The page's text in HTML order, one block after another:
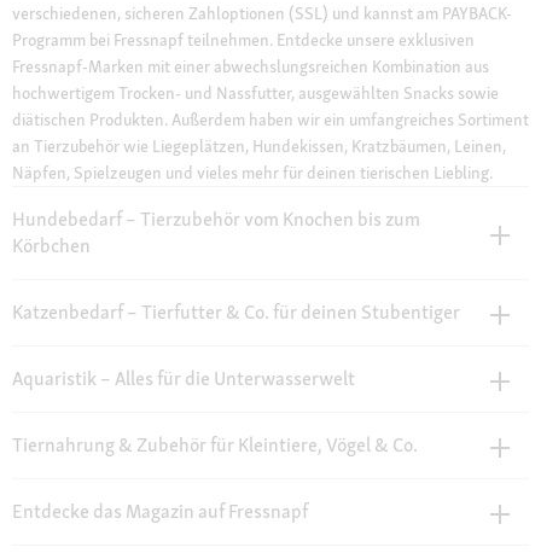
verschiedenen, sicheren Zahloptionen (SSL) und kannst am PAYBACK-
Programm bei Fressnapf teilnehmen. Entdecke unsere exklusiven
Fressnapf-Marken mit einer abwechslungsreichen Kombination aus
hochwertigem Trocken- und Nassfutter, ausgewählten Snacks sowie
diätischen Produkten. Außerdem haben wir ein umfangreiches Sortiment
an Tierzubehör wie Liegeplätzen, Hundekissen, Kratzbäumen, Leinen,
Näpfen, Spielzeugen und vieles mehr für deinen tierischen Liebling.
Hundebedarf – Tierzubehör vom Knochen bis zum
Körbchen
Katzenbedarf – Tierfutter & Co. für deinen Stubentiger
Aquaristik – Alles für die Unterwasserwelt
Tiernahrung & Zubehör für Kleintiere, Vögel & Co.
Entdecke das Magazin auf Fressnapf